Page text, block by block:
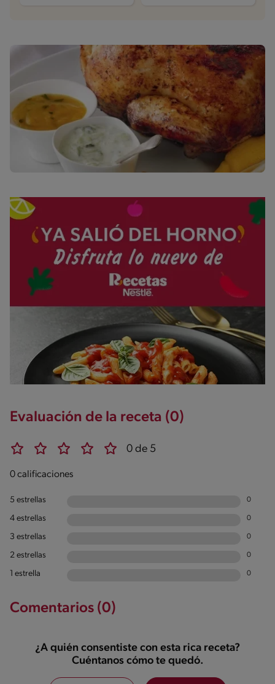
Evaluación de la receta (0)
0 de 5
0 calificaciones
5 estrellas 0
4 estrellas 0
3 estrellas 0
2 estrellas 0
1 estrella 0
Comentarios (0)
¿A quién consentiste con esta rica receta?
Cuéntanos cómo te quedó.